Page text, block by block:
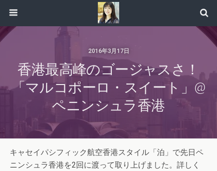
2016年3月17日
香港最高峰のゴージャスさ！
「マルコポーロ・スイート」@
ペニンシュラ香港
キャセイパシフィック航空香港スタイル「泊」で先日ペ
ニンシュラ香港を2回に渡って取り上げました。詳しく